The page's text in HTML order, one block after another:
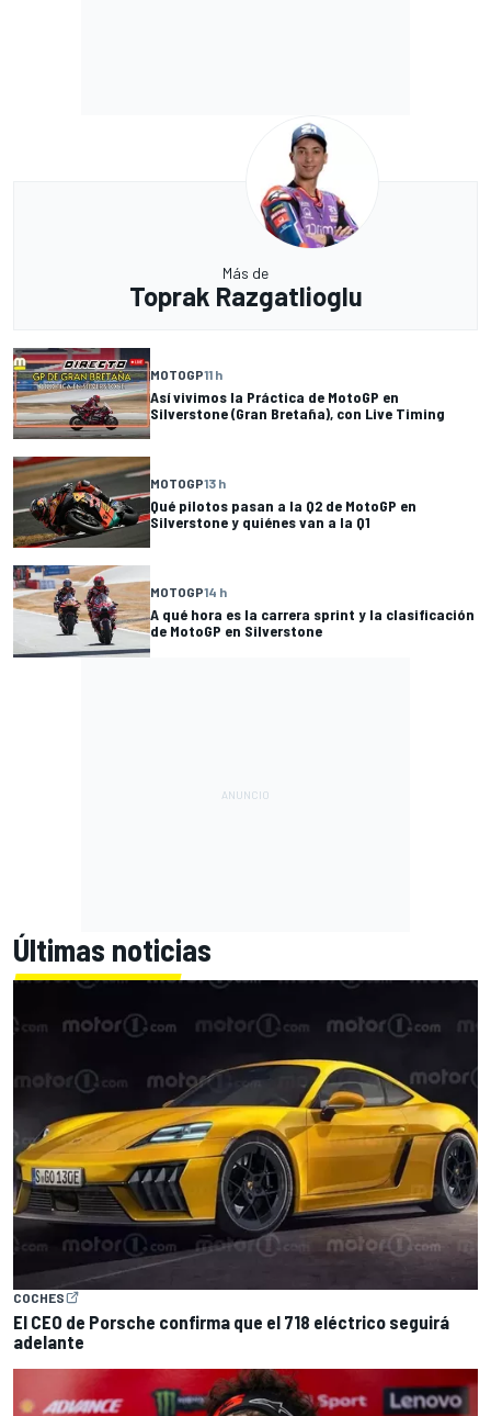
Más de
Toprak Razgatlioglu
MOTOGP11 h
Así vivimos la Práctica de MotoGP en
Silverstone (Gran Bretaña), con Live Timing
MOTOGP13 h
Qué pilotos pasan a la Q2 de MotoGP en
Silverstone y quiénes van a la Q1
MOTOGP14 h
A qué hora es la carrera sprint y la clasificación
de MotoGP en Silverstone
Últimas noticias
COCHES
El CEO de Porsche confirma que el 718 eléctrico seguirá
adelante